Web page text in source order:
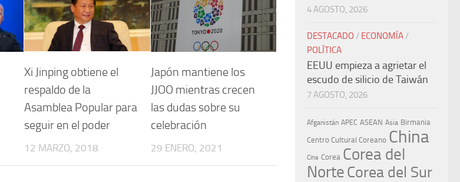
Xi Jinping obtiene el
respaldo de la
Asamblea Popular para
seguir en el poder
12 MARZO, 2018
Japón mantiene los
JJOO mientras crecen
las dudas sobre su
celebración
29 ENERO, 2021
4 AGOSTO, 2026
DESTACADO / ECONOMÍA/
POLÍTICA
EEUU empieza a agrietar el
escudo de silicio de Taiwán
7 AGOSTO, 2026
Afganistán APEC ASEAN Asia Birmania
Centro Cultural Coreano China
Cine Corea Corea del
NorteCorea del Sur